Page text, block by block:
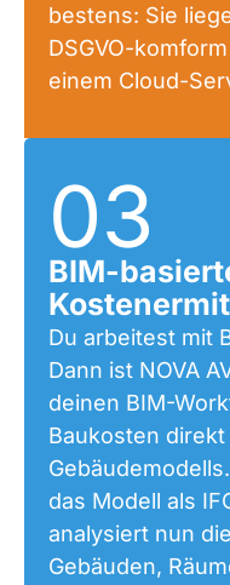
bestens: Sie
DSGVO-
einem Cloud-
03
BIM-
Du arbeitest mit
Dann ist NOVA
deinen BIM-
Baukosten
das Modell als
analysiert nun
Gebäuden,